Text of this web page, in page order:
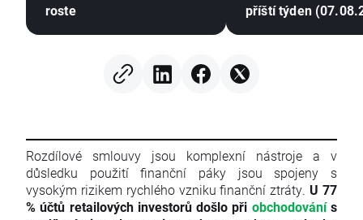
roste
příští týden
Rozdílové smlouvy jsou komplexní nástroje a v
důsledku použití finanční páky jsou spojeny s
vysokým rizikem rychlého vzniku finanční ztráty. U 77
% účtů retailových investorů došlo při obchodovánís